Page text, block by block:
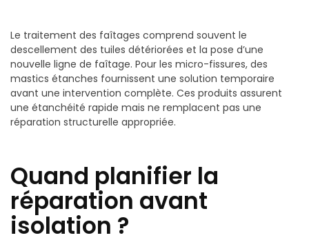
Le traitement des faîtages comprend souvent le
descellement des tuiles détériorées et la pose d’une
nouvelle ligne de faîtage. Pour les micro-fissures, des
mastics étanches fournissent une solution temporaire
avant une intervention complète. Ces produits assurent
une étanchéité rapide mais ne remplacent pas une
réparation structurelle appropriée.
Quand planifier la
réparation avant
isolation ?